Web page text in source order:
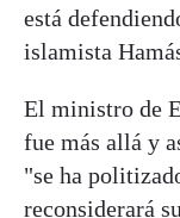
está
islamista
El ministro de
fue más allá y
"se ha
reconsiderará